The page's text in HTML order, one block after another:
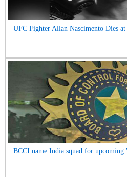
UFC Fighter Allan Nascimento Dies
BCCI name India squad for upcoming